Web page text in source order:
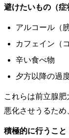
避けたいもの（症
アルコール（
カフェイン（
辛い食べ物
夕方以降の過
これらは前立腺
悪化させうるため
積極的に行うこと